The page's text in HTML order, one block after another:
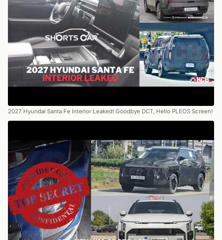
2027 Hyundai Santa Fe Interior Leaked! Goodbye DCT, Hello PLEOS Screen!